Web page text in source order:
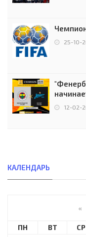
25-10-
12-02-
КАЛЕНДАРЬ
«
ПН ВТ СР